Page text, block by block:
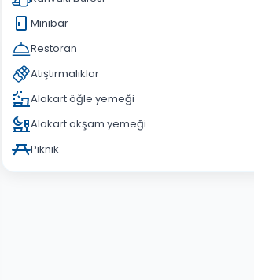
Minibar
Restoran
Atıştırmalıklar
Alakart öğle yemeği
Alakart akşam yemeği
Piknik